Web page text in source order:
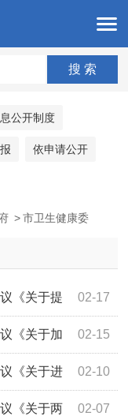
公开制度
依申请公开
> 市卫生健康委
02-17
《关于提
，... 02-15
《关于加
号... 02-10
《关于进
02-07
《关于两